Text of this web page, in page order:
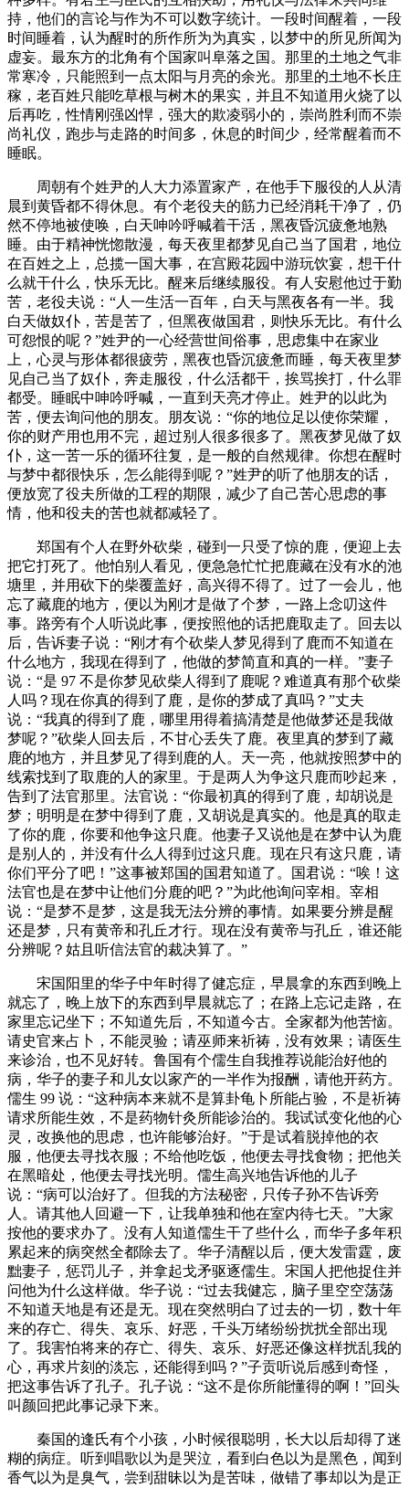
持，他们的言论与作为不可以数字统计。一段时间醒着，一段
时间睡着，认为醒时的所作所为为真实，以梦中的所见所闻为
虚妄。最东方的北角有个国家叫阜落之国。那里的土地之气非
常寒冷，只能照到一点太阳与月亮的余光。那里的土地不长庄
稼，老百姓只能吃草根与树木的果实，并且不知道用火烧了以
后再吃，性情刚强凶悍，强大的欺凌弱小的，崇尚胜利而不崇
尚礼仪，跑步与走路的时间多，休息的时间少，经常醒着而不
睡眠。
周朝有个姓尹的人大力添置家产，在他手下服役的人从清
晨到黄昏都不得休息。有个老役夫的筋力已经消耗干净了，仍
然不停地被使唤，白天呻吟呼喊着干活，黑夜昏沉疲惫地熟
睡。由于精神恍惚散漫，每天夜里都梦见自己当了国君，地位
在百姓之上，总揽一国大事，在宫殿花园中游玩饮宴，想干什
么就干什么，快乐无比。醒来后继续服役。有人安慰他过于勤
苦，老役夫说：“人一生活一百年，白天与黑夜各有一半。我
白天做奴仆，苦是苦了，但黑夜做国君，则快乐无比。有什么
可怨恨的呢？”姓尹的一心经营世间俗事，思虑集中在家业
上，心灵与形体都很疲劳，黑夜也昏沉疲惫而睡，每天夜里梦
见自己当了奴仆，奔走服役，什么活都干，挨骂挨打，什么罪
都受。睡眠中呻吟呼喊，一直到天亮才停止。姓尹的以此为
苦，便去询问他的朋友。朋友说：“你的地位足以使你荣耀，
你的财产用也用不完，超过别人很多很多了。黑夜梦见做了奴
仆，这一苦一乐的循环往复，是一般的自然规律。你想在醒时
与梦中都很快乐，怎么能得到呢？”姓尹的听了他朋友的话，
便放宽了役夫所做的工程的期限，减少了自己苦心思虑的事
情，他和役夫的苦也就都减轻了。
郑国有个人在野外砍柴，碰到一只受了惊的鹿，便迎上去
把它打死了。他怕别人看见，便急急忙忙把鹿藏在没有水的池
塘里，并用砍下的柴覆盖好，高兴得不得了。过了一会儿，他
忘了藏鹿的地方，便以为刚才是做了个梦，一路上念叨这件
事。路旁有个人听说此事，便按照他的话把鹿取走了。回去以
后，告诉妻子说：“刚才有个砍柴人梦见得到了鹿而不知道在
什么地方，我现在得到了，他做的梦简直和真的一样。”妻子
说：“是 97 不是你梦见砍柴人得到了鹿呢？难道真有那个砍柴
人吗？现在你真的得到了鹿，是你的梦成了真吗？”丈夫
说：“我真的得到了鹿，哪里用得着搞清楚是他做梦还是我做
梦呢？”砍柴人回去后，不甘心丢失了鹿。夜里真的梦到了藏
鹿的地方，并且梦见了得到鹿的人。天一亮，他就按照梦中的
线索找到了取鹿的人的家里。于是两人为争这只鹿而吵起来，
告到了法官那里。法官说：“你最初真的得到了鹿，却胡说是
梦；明明是在梦中得到了鹿，又胡说是真实的。他是真的取走
了你的鹿，你要和他争这只鹿。他妻子又说他是在梦中认为鹿
是别人的，并没有什么人得到过这只鹿。现在只有这只鹿，请
你们平分了吧！”这事被郑国的国君知道了。国君说：“唉！这
法官也是在梦中让他们分鹿的吧？”为此他询问宰相。宰相
说：“是梦不是梦，这是我无法分辨的事情。如果要分辨是醒
还是梦，只有黄帝和孔丘才行。现在没有黄帝与孔丘，谁还能
分辨呢？姑且听信法官的裁决算了。”
宋国阳里的华子中年时得了健忘症，早晨拿的东西到晚上
就忘了，晚上放下的东西到早晨就忘了；在路上忘记走路，在
家里忘记坐下；不知道先后，不知道今古。全家都为他苦恼。
请史官来占卜，不能灵验；请巫师来祈祷，没有效果；请医生
来诊治，也不见好转。鲁国有个儒生自我推荐说能治好他的
病，华子的妻子和儿女以家产的一半作为报酬，请他开药方。
儒生 99 说：“这种病本来就不是算卦龟卜所能占验，不是祈祷
请求所能生效，不是药物针灸所能诊治的。我试试变化他的心
灵，改换他的思虑，也许能够治好。”于是试着脱掉他的衣
服，他便去寻找衣服；不给他吃饭，他便去寻找食物；把他关
在黑暗处，他便去寻找光明。儒生高兴地告诉他的儿子
说：“病可以治好了。但我的方法秘密，只传子孙不告诉旁
人。请其他人回避一下，让我单独和他在室内待七天。”大家
按他的要求办了。没有人知道儒生干了些什么，而华子多年积
累起来的病突然全都除去了。华子清醒以后，便大发雷霆，废
黜妻子，惩罚儿子，并拿起戈矛驱逐儒生。宋国人把他捉住并
问他为什么这样做。华子说：“过去我健忘，脑子里空空荡荡
不知道天地是有还是无。现在突然明白了过去的一切，数十年
来的存亡、得失、哀乐、好恶，千头万绪纷纷扰扰全部出现
了。我害怕将来的存亡、得失、哀乐、好恶还像这样扰乱我的
心，再求片刻的淡忘，还能得到吗？”子贡听说后感到奇怪，
把这事告诉了孔子。孔子说：“这不是你所能懂得的啊！”回头
叫颜回把此事记录下来。
秦国的逢氏有个小孩，小时候很聪明，长大以后却得了迷
糊的病症。听到唱歌以为是哭泣，看到白色以为是黑色，闻到
香气以为是臭气，尝到甜昧以为是苦味，做错了事却以为是正